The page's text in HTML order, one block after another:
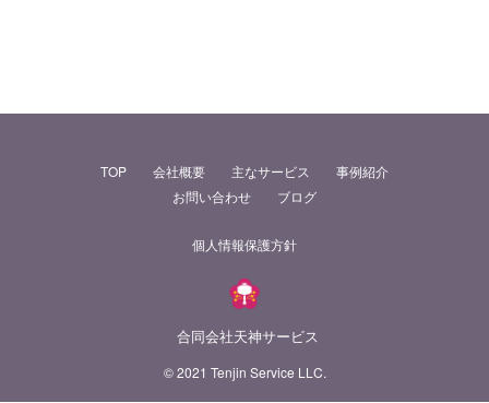
TOP 会社概要 主なサービス
事例紹介
お問い合わせ
ブログ
個人情報保護方針
合同会社天神サービス
© 2021 Tenjin Service LLC.